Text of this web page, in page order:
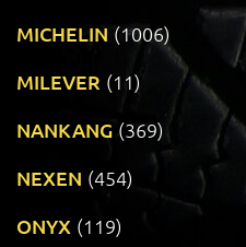
MICHELIN (1006)
MILEVER (11)
NANKANG (369)
NEXEN (454)
ONYX (119)